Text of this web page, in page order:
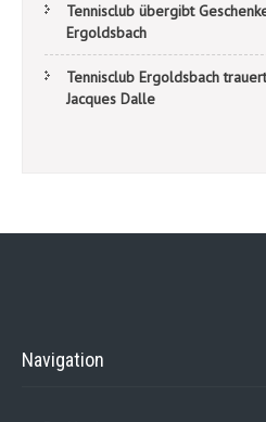
Tennisclub übergibt
Ergoldsbach
Tennisclub Ergoldsbach
Jacques Dalle
Navigation